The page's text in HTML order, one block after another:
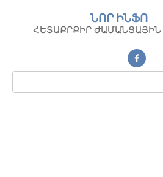
контенту
ՆՈՐ ԻՆՖՈ
ՀԵՏԱՔՐՔԻՐ
Поиск: